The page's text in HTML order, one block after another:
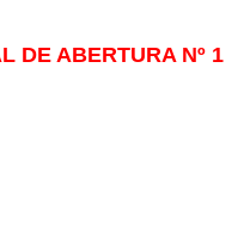
DE ABERTURA Nº 1